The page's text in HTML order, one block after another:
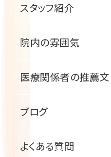
スタッフ紹介
院内の雰囲気
医療関係者の推薦文
ブログ
よくある質問